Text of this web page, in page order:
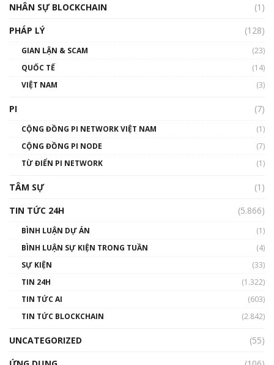
01:32:59
gió ấm
Talkshow 14: MemeCoin – Trò đùa tỷ đô
01:29:26
NHÂN SỰ BLOCKCHAIN
(1)
PHÁP LÝ
(128)
GIAN LẬN & SCAM
(23)
QUỐC TẾ
(14)
VIỆT NAM
(3)
PI (7)
CỘNG ĐỒNG PI NETWORK VIỆT NAM
(1)
CỘNG ĐỒNG PI NODE
(7)
TỪ ĐIỂN PI NETWORK
(1)
TÂM SỰ
(1)
TIN TỨC 24H
(5.866)
BÌNH LUẬN DỰ ÁN
(1)
BÌNH LUẬN SỰ KIỆN TRONG TUẦN
(4)
SỰ KIỆN
(33)
TIN 24H
(1.322)
TIN TỨC AI
(603)
TIN TỨC BLOCKCHAIN
(2.842)
UNCATEGORIZED
(55)